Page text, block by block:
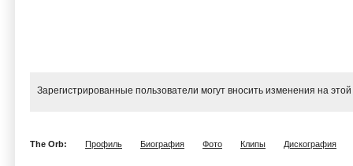
Зарегистрированные пользователи могут вносить изменения на
The Orb: Профиль Биография Фото Клипы Дискография